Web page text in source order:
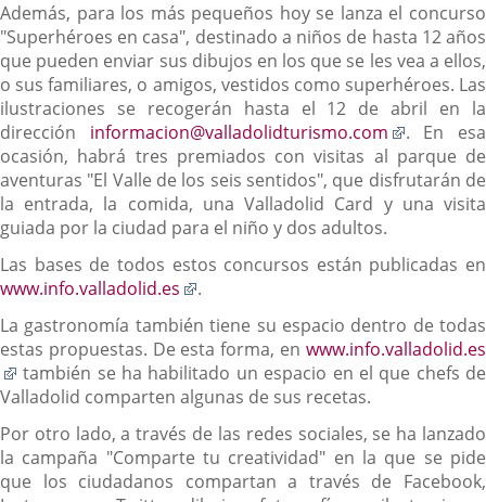
Además, para los más pequeños hoy se lanza el concurso
"Superhéroes en casa", destinado a niños de hasta 12 años
que pueden enviar sus dibujos en los que se les vea a ellos,
o sus familiares, o amigos, vestidos como superhéroes. Las
ilustraciones se recogerán hasta el 12 de abril en la
dirección informacion@valladolidturismo.com
Enlace
a
una
aplicación
. En esa
ocasión, habrá tres premiados con visitas al parque de
aventuras "El Valle de los seis sentidos", que disfrutarán de
la entrada, la comida, una Valladolid Card y una visita
guiada por la ciudad para el niño y dos adultos.
Las bases de todos estos concursos están publicadas en
www.info.valladolid.es
Enlace
una
aplicación
externa.
.
La gastronomía también tiene su espacio dentro de todas
estas propuestas. De esta forma, en www.info.valladolid.es
Enlace
a
aplicación
externa.
también se ha habilitado un espacio en el que chefs de
Valladolid comparten algunas de sus recetas.
Por otro lado, a través de las redes sociales, se ha lanzado
la campaña "Comparte tu creatividad" en la que se pide
que los ciudadanos compartan a través de Facebook,